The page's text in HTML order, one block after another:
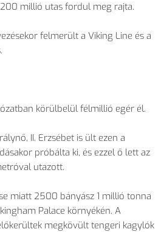
millió utas fordul meg rajta.
felmerült a Viking Line és a
körülbelül félmillió egér él.
II. Erzsébet is ült ezen a
próbálta ki, és ezzel ő lett az
utazott.
miatt 2500 bányász 1 millió tonna
Palace környékén. A
megkövült tengeri kagylók